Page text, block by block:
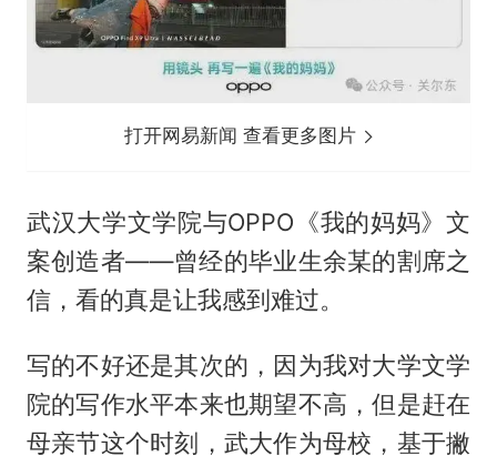
打开网易新闻 查看更多图片
武汉大学文学院与OPPO《我的妈妈》文
案创造者——曾经的毕业生余某的割席之
信，看的真是让我感到难过。
写的不好还是其次的，因为我对大学文学
院的写作水平本来也期望不高，但是赶在
母亲节这个时刻，武大作为母校，基于撇